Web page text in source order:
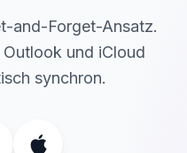
and-Forget-Ansatz.
und iCloud
synchron.